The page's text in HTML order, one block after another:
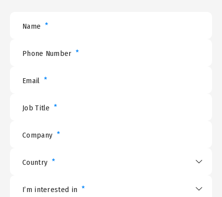
Name *
Phone Number *
Email *
Job Title *
Company *
Country *
I’m interested in *